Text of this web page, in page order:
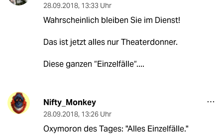
28.09.2018, 13:33 Uhr
Wahrscheinlich bleiben Sie im Dienst!
Das ist jetzt alles nur Theaterdonner.
Diese ganzen “Einzelfälle“....
Nifty_Monkey
28.09.2018, 13:26 Uhr
Oxymoron des Tages: "Alles Einzelfälle."